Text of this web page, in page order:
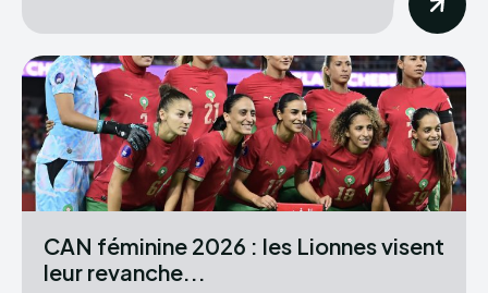
CAN féminine 2026 : les Lionnes visent
leur revanche...